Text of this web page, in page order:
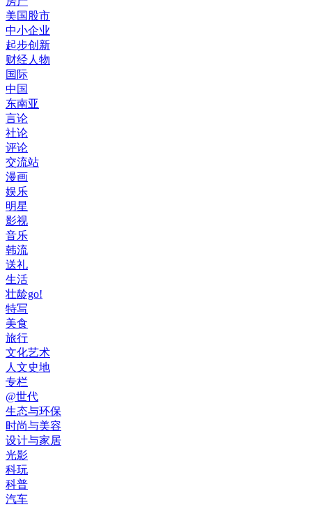
美国股市
中小企业
起步创新
财经人物
国际
中国
东南亚
言论
社论
评论
交流站
漫画
娱乐
明星
影视
音乐
韩流
送礼
生活
壮龄go!
特写
美食
旅行
文化艺术
人文史地
专栏
@世代
生态与环保
时尚与美容
设计与家居
光影
科玩
科普
汽车